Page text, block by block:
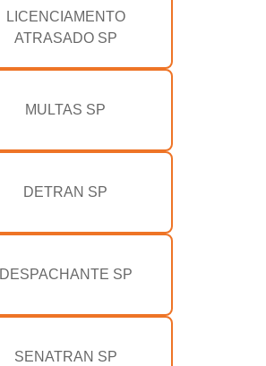
LICENCIAMENTO
ATRASADO SP
MULTAS SP
DETRAN SP
DESPACHANTE SP
SENATRAN SP